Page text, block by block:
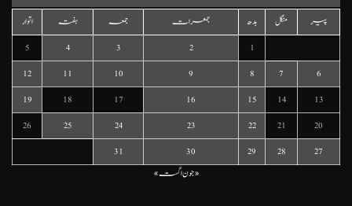
پیر منگل بدھ جمعرات جمعہ ہفتہ
اتوار
1
2
3
4
5
6
7
8
9
10
11
12
13
14
15
16
17
18
19
20
21
22
23
24
25
26
27
28
29
30
31
« جوناگست »